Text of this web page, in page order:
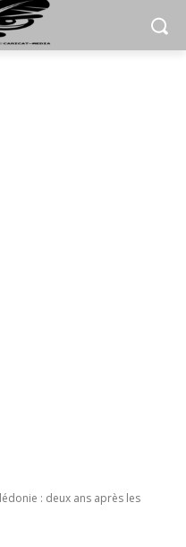
: deux ans après les